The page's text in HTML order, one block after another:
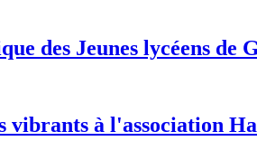
des Jeunes lycéens de
vibrants à l'association